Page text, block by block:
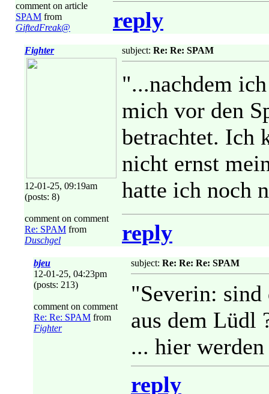
comment on article
SPAM from
GiftedFreak@
reply
Fighter
12-01-25, 09:19am
(posts: 8)
comment on comment
Re: SPAM from
Duschgel
subject: Re: Re: SPAM
"...nachdem
mich vor den
betrachtet. Ich
nicht ernst
hatte ich noch
reply
bjeu
12-01-25, 04:23pm
(posts: 213)
comment on comment
Re: Re: SPAM from
Fighter
subject: Re: Re: Re: SPAM
"Severin:
aus dem Lüdl
... hier
reply